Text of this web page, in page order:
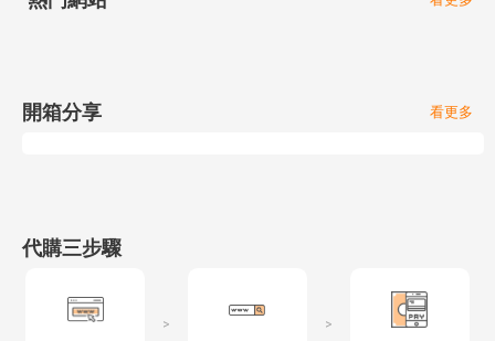
開箱分享 看更多
代購三步驟
> >